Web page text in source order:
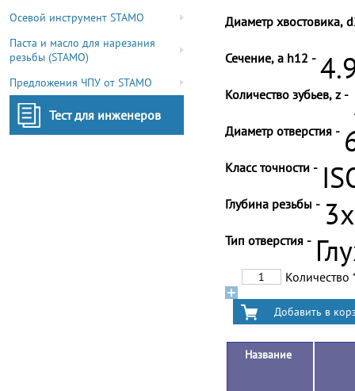
Осевой инструмент STAMO
Паста и масло для нарезания
резьбы (STAMO)
Предложения ЧПУ от STAMO
Тест для инженеров
Диаметр хвостовика,
Сечение, a h12 -
Количество зубьев, z -
Диаметр отверстия -
Класс точности -
Глубина резьбы -
Тип отверстия -
Количество
Название